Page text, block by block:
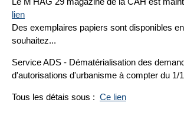
lien
Des exemplaires papiers sont disponibles
souhaitez...
Service ADS - Dématérialisation des
d'autorisations d'urbanisme à compter du 1/
Tous les détais sous : Ce lien